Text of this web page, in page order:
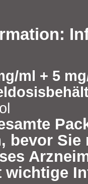
ml + 5
bevor Sie
wichtige